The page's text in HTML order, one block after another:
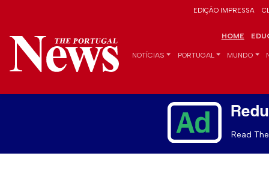
EDIÇÃO IMPRESSA
HOME
NOTÍCIAS PORTUGAL MUNDO
Read